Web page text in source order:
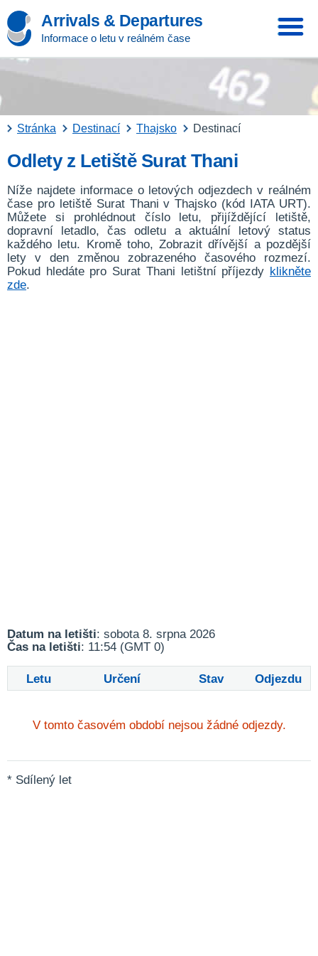
Arrivals & Departures
Informace o letu v reálném čase
Stránka Destinací Thajsko Destinací
Odlety z Letiště Surat Thani
Níže najdete informace o letových odjezdech v reálném
čase pro letiště Surat Thani v Thajsko (kód IATA URT).
Můžete si prohlédnout číslo letu, přijíždějící letiště,
dopravní letadlo, čas odletu a aktuální letový status
každého letu. Kromě toho, Zobrazit dřívější a pozdější
lety v den změnou zobrazeného časového rozmezí.
Pokud hledáte pro Surat Thani letištní příjezdy klikněte
zde.
Datum na letišti: sobota 8. srpna 2026
Čas na letišti: 11:54 (GMT 0)
Letu Určení Stav Odjezdu
V tomto časovém období nejsou žádné odjezdy.
* Sdílený let